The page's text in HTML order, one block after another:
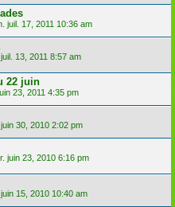
juil. 17, 2011 10:36 am
13, 2011 8:57 am
22 juin
23, 2011 4:35 pm
30, 2010 2:02 pm
juin 23, 2010 6:16 pm
15, 2010 10:40 am